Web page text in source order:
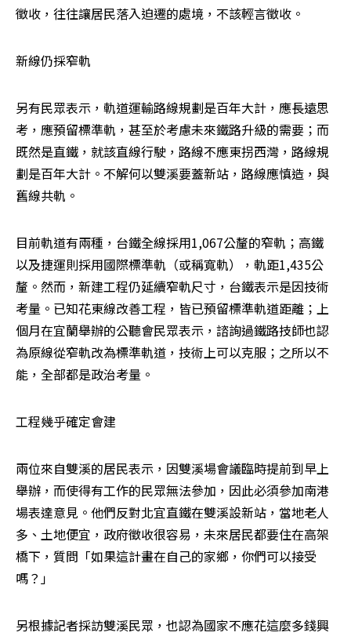
徵收，往往讓居民落入迫遷的處境，不該輕言徵收。
新線仍採窄軌
另有民眾表示，軌道運輸路線規劃是百年大計，應長遠思
考，應預留標準軌，甚至於考慮未來鐵路升級的需要；而
既然是直鐵，就該直線行駛，路線不應東拐西灣，路線規
劃是百年大計。不解何以雙溪要蓋新站，路線應慎造，與
舊線共軌。
目前軌道有兩種，台鐵全線採用1,067公釐的窄軌；高鐵
以及捷運則採用國際標準軌（或稱寬軌），軌距1,435公
釐。然而，新建工程仍延續窄軌尺寸，台鐵表示是因技術
考量。已知花東線改善工程，皆已預留標準軌道距離；上
個月在宜蘭舉辦的公聽會民眾表示，諮詢過鐵路技師也認
為原線從窄軌改為標準軌道，技術上可以克服；之所以不
能，全部都是政治考量。
工程幾乎確定會建
兩位來自雙溪的居民表示，因雙溪場會議臨時提前到早上
舉辦，而使得有工作的民眾無法參加，因此必須參加南港
場表達意見。他們反對北宜直鐵在雙溪設新站，當地老人
多、土地便宜，政府徵收很容易，未來居民都要住在高架
橋下，質問「如果這計畫在自己的家鄉，你們可以接受
嗎？」
另根據記者採訪雙溪民眾，也認為國家不應花這麼多錢興